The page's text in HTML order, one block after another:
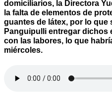
domiciliarios, la Directora
la falta de elementos de
guantes de látex, por lo
Panguipulli entregar dichos
con las labores, lo que
miércoles.